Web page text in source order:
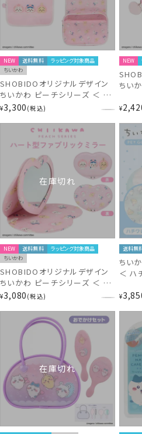
NEW 送料無料
ラッピング対象商品
ちいかわ
SHOBIDOオリジナルデザイン
ちいかわ ピーチシリーズ ＜ ハ
ンガーポーチ ＞ chiikawa
¥3,300 税込
NEW
ちい
¥
在庫切れ
NEW 送料無料
ラッピング対象商品
ちいかわ
SHOBIDOオリジナルデザイン
ちいかわ ピーチシリーズ ＜ ハ
ート型ファブリックミラー ＞
¥3,080 税込
送料無
ちい
＜ ハ
¥
在庫切れ